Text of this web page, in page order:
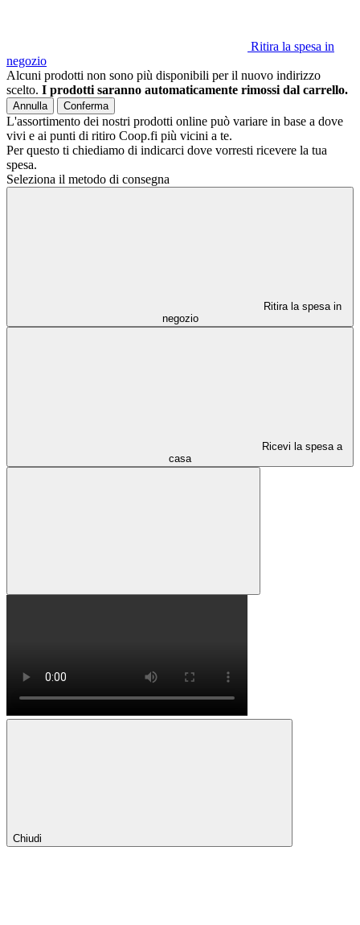
Ritira la spesa in
negozio
Alcuni prodotti non sono più disponibili per il nuovo indirizzo
scelto. I prodotti saranno automaticamente rimossi dal carrello.
Annulla Conferma
L'assortimento dei nostri prodotti online può variare in base a dove
vivi e ai punti di ritiro Coop.fi più vicini a te.
Per questo ti chiediamo di indicarci dove vorresti ricevere la tua
spesa.
Seleziona il metodo di consegna
Ritira la spesa in
negozio
Ricevi la spesa a
casa
Chiudi